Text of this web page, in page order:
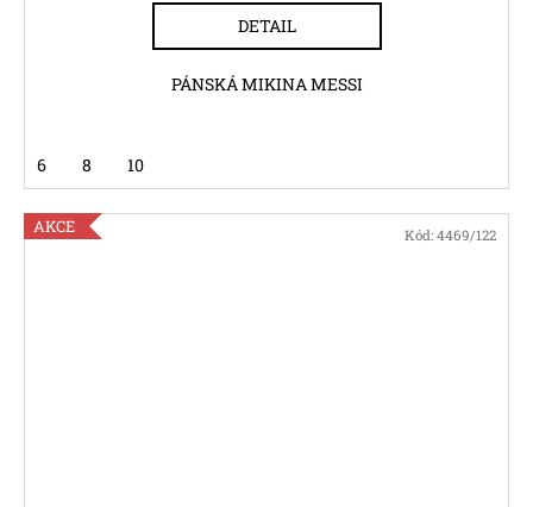
DETAIL
PÁNSKÁ MIKINA MESSI
6 8 10
AKCE Kód: 4469/122